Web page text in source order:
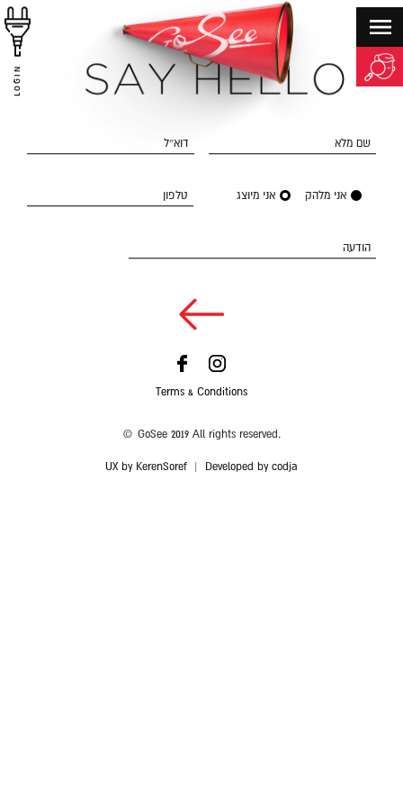
LOGIN
שם מלא דוא״ל
אני מלהק אני מיוצג טלפון
הודעה
Terms & Conditions
© GoSee 2019 All rights reserved.
UX by KerenSoref Developed by codja